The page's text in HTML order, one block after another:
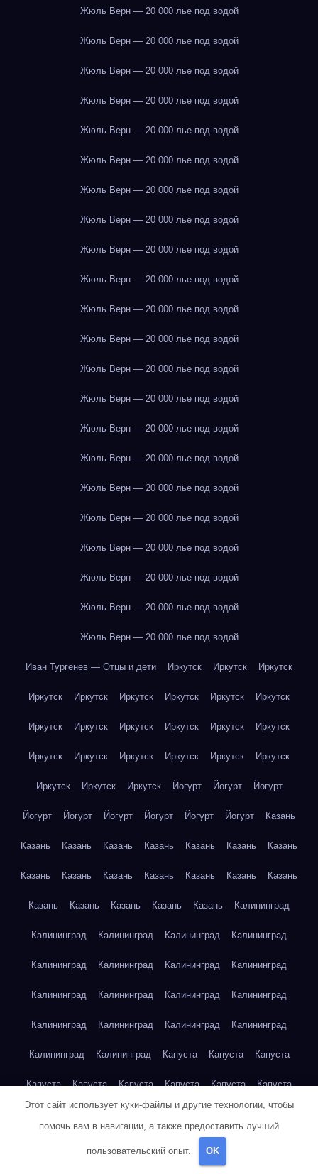
Жюль Верн — 20 000 лье под водой
Жюль Верн — 20 000 лье под водой
Жюль Верн — 20 000 лье под водой
Жюль Верн — 20 000 лье под водой
Жюль Верн — 20 000 лье под водой
Жюль Верн — 20 000 лье под водой
Жюль Верн — 20 000 лье под водой
Жюль Верн — 20 000 лье под водой
Жюль Верн — 20 000 лье под водой
Жюль Верн — 20 000 лье под водой
Жюль Верн — 20 000 лье под водой
Жюль Верн — 20 000 лье под водой
Жюль Верн — 20 000 лье под водой
Жюль Верн — 20 000 лье под водой
Жюль Верн — 20 000 лье под водой
Жюль Верн — 20 000 лье под водой
Жюль Верн — 20 000 лье под водой
Жюль Верн — 20 000 лье под водой
Жюль Верн — 20 000 лье под водой
Жюль Верн — 20 000 лье под водой
Жюль Верн — 20 000 лье под водой
Жюль Верн — 20 000 лье под водой
Иван Тургенев — Отцы и дети Иркутск Иркутск Иркутск
Иркутск Иркутск Иркутск Иркутск Иркутск Иркутск
Иркутск Иркутск Иркутск Иркутск Иркутск Иркутск
Иркутск Иркутск Иркутск Иркутск Иркутск Иркутск
Иркутск Иркутск Иркутск Йогурт Йогурт Йогурт
Йогурт Йогурт Йогурт Йогурт Йогурт Йогурт Казань
Казань Казань Казань Казань Казань Казань Казань
Казань Казань Казань Казань Казань Казань Казань
Казань Казань Казань Казань Казань Калининград
Калининград Калининград Калининград Калининград
Калининград Калининград Калининград Калининград
Калининград Калининград Калининград Калининград
Калининград Калининград Калининград Калининград
Калининград Калининград Капуста Капуста Капуста
Капуста Капуста Капуста Капуста Капуста Капуста
Этот сайт использует куки-файлы и другие технологии, чтобы
помочь вам в навигации, а также предоставить лучший
пользовательский опыт. OK